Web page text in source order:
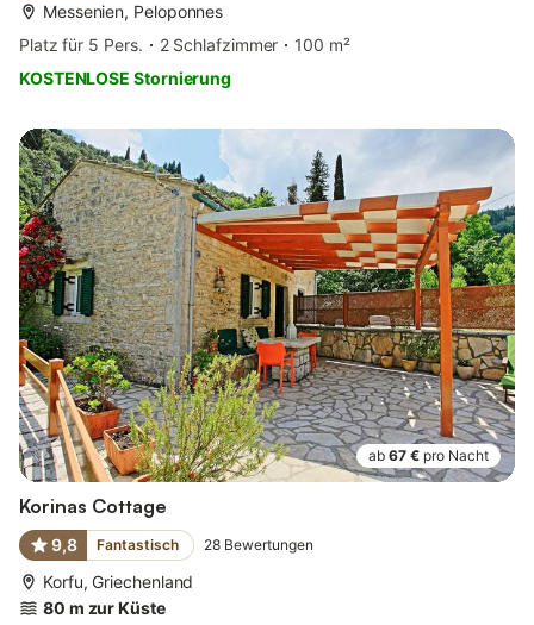
Messenien, Peloponnes
Platz für 5 Pers.
2 Schlafzimmer
100 m²
KOSTENLOSE Stornierung
ab 67 € pro Nacht
Korinas Cottage
9,8 Fantastisch 28 Bewertungen
Korfu, Griechenland
80 m zur Küste